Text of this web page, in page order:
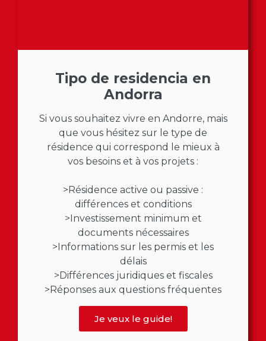
Tipo de residencia en
Andorra
Si vous souhaitez vivre en Andorre, mais
que vous hésitez sur le type de
résidence qui correspond le mieux à
vos besoins et à vos projets :
>Résidence active ou passive :
différences et conditions
>Investissement minimum et
documents nécessaires
>Informations sur les permis et les
délais
>Différences juridiques et fiscales
>Réponses aux questions fréquentes
Je veux le guide!